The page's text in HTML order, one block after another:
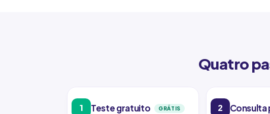
Quatro
1 Teste gratuito GRÁTIS 2